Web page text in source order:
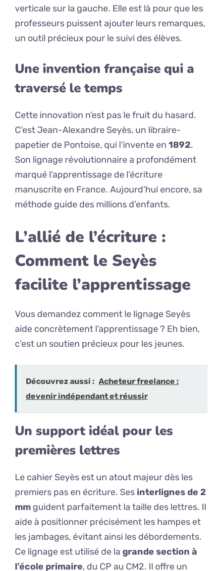
verticale sur la gauche. Elle est là pour que les
professeurs puissent ajouter leurs remarques,
un outil précieux pour le suivi des élèves.
Une invention française qui a
traversé le temps
Cette innovation n’est pas le fruit du hasard.
C’est Jean-Alexandre Seyès, un libraire-
papetier de Pontoise, qui l’invente en 1892.
Son lignage révolutionnaire a profondément
marqué l’apprentissage de l’écriture
manuscrite en France. Aujourd’hui encore, sa
méthode guide des millions d’enfants.
L’allié de l’écriture :
Comment le Seyès
facilite l’apprentissage
Vous demandez comment le lignage Seyès
aide concrètement l’apprentissage ? Eh bien,
c’est un soutien précieux pour les jeunes.
Découvrez aussi : Acheteur freelance :
devenir indépendant et réussir
Un support idéal pour les
premières lettres
Le cahier Seyès est un atout majeur dès les
premiers pas en écriture. Ses interlignes de 2
mm guident parfaitement la taille des lettres. Il
aide à positionner précisément les hampes et
les jambages, évitant ainsi les débordements.
Ce lignage est utilisé de la grande section à
l’école primaire, du CP au CM2. Il offre un